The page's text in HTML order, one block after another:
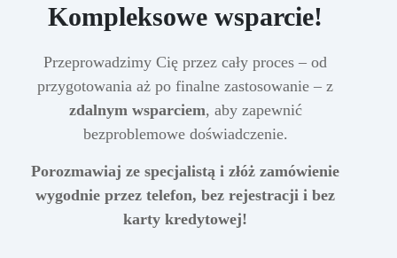
Kompleksowe wsparcie!
Przeprowadzimy Cię przez cały proces – od
przygotowania aż po finalne zastosowanie – z
zdalnym wsparciem, aby zapewnić
bezproblemowe doświadczenie.
Porozmawiaj ze specjalistą i złóż zamówienie
wygodnie przez telefon, bez rejestracji i bez
karty kredytowej!